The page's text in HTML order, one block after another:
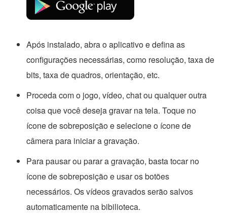
Após instalado, abra o aplicativo e defina as
configurações necessárias, como resolução, taxa de
bits, taxa de quadros, orientação, etc.
Proceda com o jogo, vídeo, chat ou qualquer outra
coisa que você deseja gravar na tela. Toque no
ícone de sobreposição e selecione o ícone de
câmera para iniciar a gravação.
Para pausar ou parar a gravação, basta tocar no
ícone de sobreposição e usar os botões
necessários. Os vídeos gravados serão salvos
automaticamente na bibilioteca.